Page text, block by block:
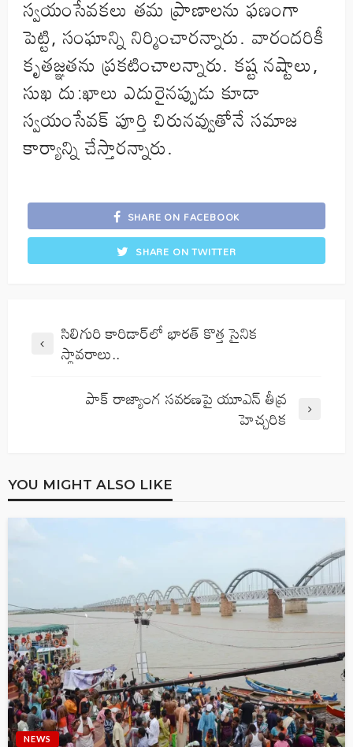
స్వయంసేవకలు తమ ప్రాణాలను ఫణంగా
పెట్టి, సంఘాన్ని నిర్మించారన్నారు. వారందరికీ
కృతజ్ఞతను ప్రకటించాలన్నారు. కష్ట నష్టాలు,
సుఖ దు:ఖాలు ఎదురైనప్పుడు కూడా
స్వయంసేవక్ పూర్తి చిరునవ్వుతోనే సమాజ
కార్యాన్ని చేస్తారన్నారు.
SHARE ON FACEBOOK
SHARE ON TWITTER
సిలిగురి కారిడార్‌లో భారత్ కొత్త సైనిక
స్థావరాలు..
పాక్ రాజ్యాంగ సవరణపై యూఎన్ తీవ్ర
హెచ్చరిక
YOU MIGHT ALSO LIKE
NEWS